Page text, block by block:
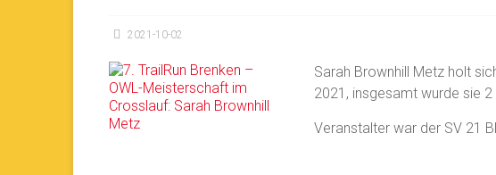
2021-10-02
Sarah Brownhill Metz holt
2021, insgesamt wurde sie
Veranstalter war der SV 21